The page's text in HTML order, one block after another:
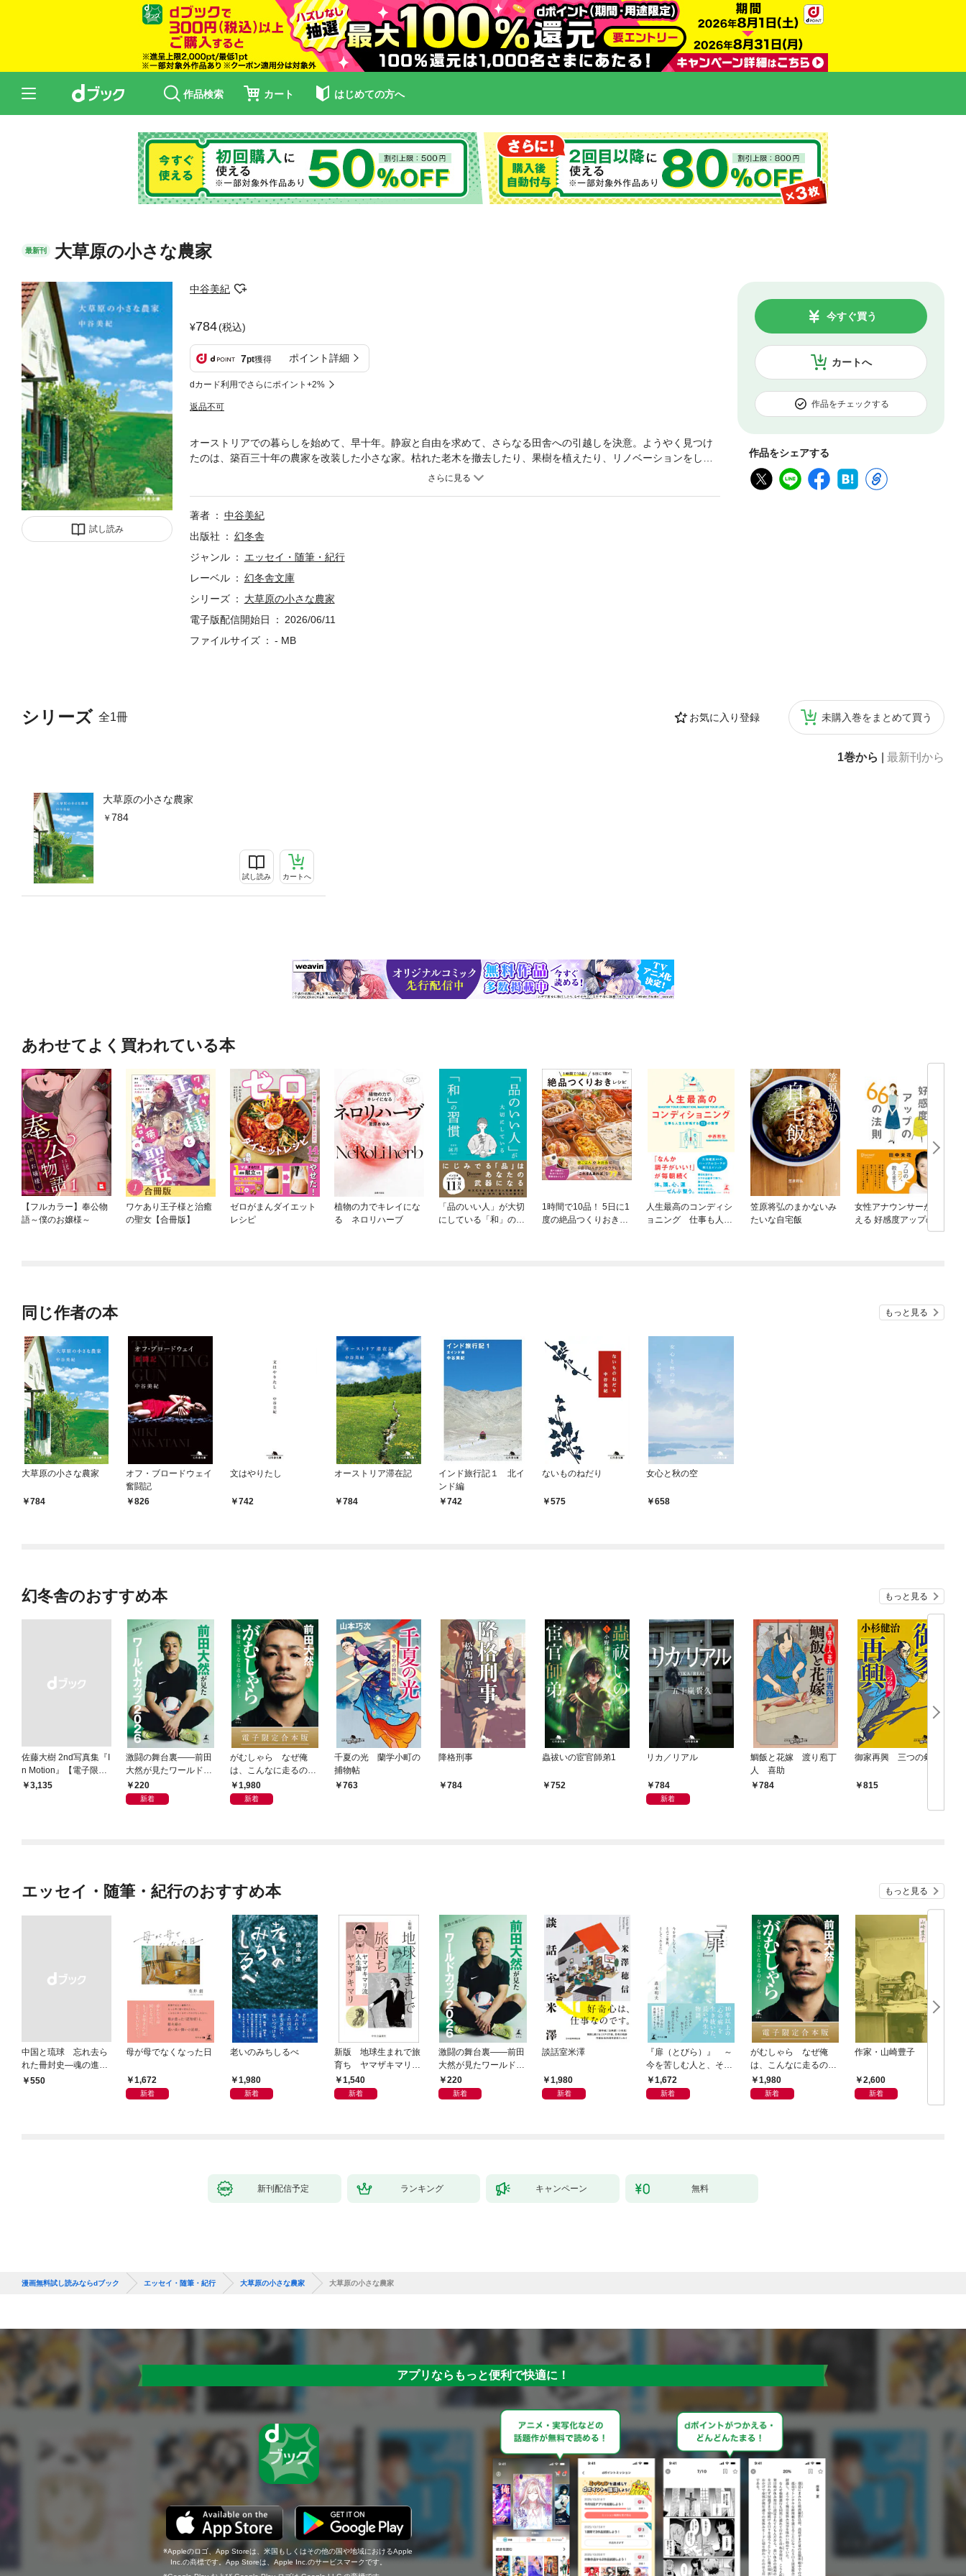
作品検索 カート はじめての方へ
最新刊 大草原の小さな農家
試し読み
中谷美紀
784(税込)
7pt獲得 ポイント詳細
dカード利用でさらにポイント+2%
返品不可
カートへ
今すぐ買う
作品をチェックする
作品をシェアする
シリーズ 全1冊 お気に入り登録 未購入巻をまとめて買う
1巻から 最新刊から
大草原の小さな農家
784
試し読み カートへ
オーストリアでの暮らしを始めて、早十年。静寂と自由を求めて、さらなる田舎への引越しを決意。ようやく見つけ
たのは、築百三十年の農家を改装した小さな家。枯れた老木を撤去したり、果樹を植えたり、リノベーションをした
り。不便さを楽しみながら、豊かな自然と共に暮らす。自分の居場所を整える傍らで、日々の思いを綴ったささやか
著者
中谷美紀
出版社
幻冬舎
ジャンル
エッセイ・随筆・紀行
レーベル
幻冬舎文庫
シリーズ
大草原の小さな農家
電子版配信開始日
2026/06/11
ファイルサイズ
- MB
あわせてよく買われている本
【フルカラー】奉公物
語～僕のお嬢様～
ワケあり王子様と治癒
の聖女【合冊版】
ゼロがまんダイエット
レシピ
植物の力でキレイにな
る ネロリハーブ
「品のいい人」が大切
にしている「和」の習
1時間で10品！ 5日に1
度の絶品つくりおきレ
人生最高のコンディシ
ョニング 仕事も人生
笠原将弘のまかないみ
たいな自宅飯
女性アナウンサーが教
える 好感度アップの6
同じ作者の本 もっと見る
大草原の小さな農家
784
オフ・ブロードウェイ
奮闘記
826
文はやりたし
742
オーストリア滞在記
784
インド旅行記１ 北イ
ンド編
742
ないものねだり
575
女心と秋の空
658
幻冬舎のおすすめ本 もっと見る
佐藤大樹 2nd写真集『I
n Motion』【電子限定
動画特典付き】
￥3,135
激闘の舞台裏――前田
大然が見たワールドカ
ップ2026
220
新着
がむしゃら なぜ俺
は、こんなに走るのか
——。【電子限定合本
版】
1,980
新着
千夏の光 蘭学小町の
捕物帖
763
降格刑事
784
蟲祓いの宦官師弟1
752
リカ／リアル
784
新着
鯛飯と花嫁 渡り庖丁
人 喜助
784
御家再興 三つの剣
815
エッセイ・随筆・紀行のおすすめ本 もっと見る
中国と琉球 忘れ去ら
れた冊封史―魂の進化
―
￥550
母が母でなくなった日
1,672
新着
老いのみちしるべ
1,980
新着
新版 地球生まれで旅
育ち ヤマザキマリ流
人生論
1,540
新着
激闘の舞台裏――前田
大然が見たワールドカ
ップ2026
220
新着
談話室米澤
1,980
新着
『扉（とびら）』 ～
今を苦しむ人と、その
ご家族、そして「あな
た」へ～
1,672
新着
がむしゃら なぜ俺
は、こんなに走るのか
——。【電子限定合本
版】
1,980
新着
作家・山崎豊子
2,600
新着
新刊配信予定 ランキング キャンペーン 無料
漫画無料試し読みならdブック エッセイ・随筆・紀行 大草原の小さな農家 大草原の小さな農家
アプリならもっと便利で快適に！
Appleのロゴ、App Storeは、米国もしくはその他の国や地域におけるApple
Inc.の商標です。App Storeは、Apple Inc.のサービスマークです。